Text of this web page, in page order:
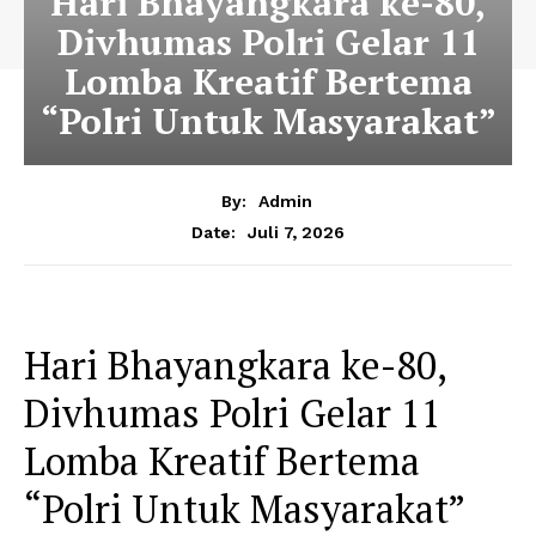
Divhumas Polri Gelar 11
Lomba Kreatif Bertema
“Polri Untuk Masyarakat”
By:
Admin
Date:
Juli 7, 2026
Hari Bhayangkara ke-80,
Divhumas Polri Gelar 11
Lomba Kreatif Bertema
“Polri Untuk Masyarakat”